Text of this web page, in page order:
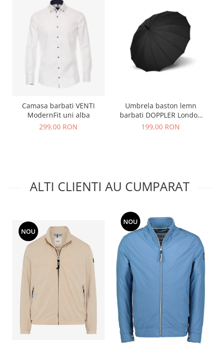
Camasa barbati VENTI
ModernFit uni alba
299,00 RON
Umbrela baston lemn
barbati DOPPLER London
negru
199,00 RON
ALTI CLIENTI AU CUMPARAT
NOU
NOU